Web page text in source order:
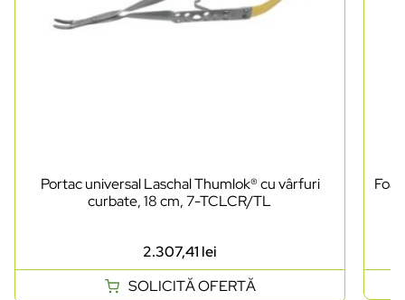
Portac universal Laschal Thumlok® cu vârfuri
curbate, 18 cm, 7-TCLCR/TL
2.307,41 lei
SOLICITĂ OFERTĂ